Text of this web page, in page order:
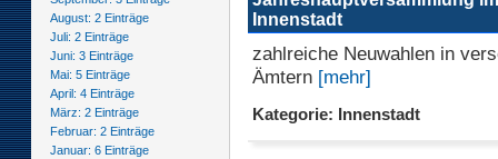
August: 2 Einträge
Juli: 2 Einträge
Juni: 3 Einträge
Mai: 5 Einträge
April: 4 Einträge
März: 2 Einträge
Februar: 2 Einträge
Januar: 6 Einträge
Innenstadt
zahlreiche Neuwahlen in
Ämtern [mehr]
Kategorie: Innenstadt